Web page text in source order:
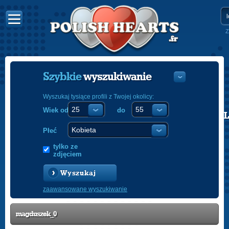
POLISH
Szybkiewyszukiwanie
Wyszukaj tysiące profili z Twojej okolicy:
Wiek od do
Płeć
tylko ze
zdjęciem
Wyszukaj
zaawansowane wyszukiwanie
magduszek_0